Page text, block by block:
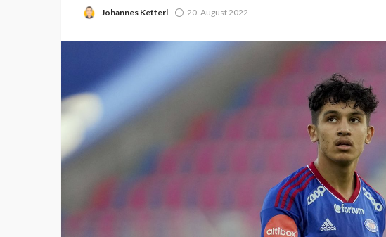
Johannes Ketterl 20. August 2022